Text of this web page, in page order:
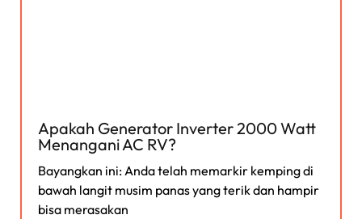
Apakah Generator Inverter 2000 Watt
Menangani AC RV?
Bayangkan ini: Anda telah memarkir kemping di
bawah langit musim panas yang terik dan hampir
bisa merasakan